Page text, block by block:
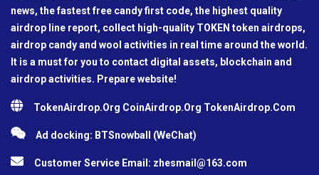
news, the fastest free candy first code, the highest quality
airdrop line report, collect high-quality TOKEN token airdrops,
airdrop candy and wool activities in real time around the world.
It is a must for you to contact digital assets, blockchain and
airdrop activities. Prepare website!
TokenAirdrop.Org CoinAirdrop.Org TokenAirdrop.Com
Ad docking: BTSnowball (WeChat)
Customer Service Email: zhesmail@163.com